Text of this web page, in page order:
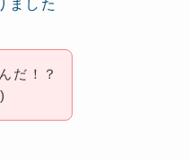
ました
だ！？